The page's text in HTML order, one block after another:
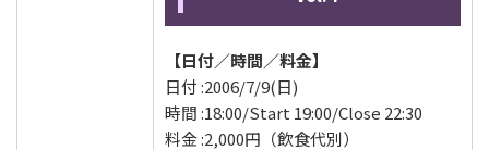
【日付／時間／料金】
日付 :2006/7/9(日)
時間 :18:00/Start 19:00/Close 22:30
料金 :2,000円（飲食代別）